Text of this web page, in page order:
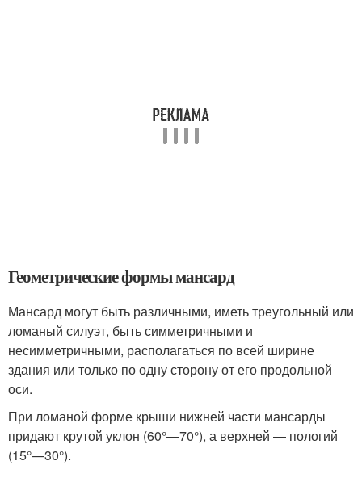
Геометрические формы мансард
Мансард могут быть различными, иметь треугольный или
ломаный силуэт, быть симметричными и
несимметричными, располагаться по всей ширине
здания или только по одну сторону от его продольной
оси.
При ломаной форме крыши нижней части мансарды
придают крутой уклон (60°—70°), а верхней — пологий
(15°—30°).